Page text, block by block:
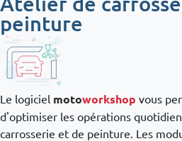
peinture
Le logiciel motoworkshop vous
d'optimiser les opérations
carrosserie et de peinture. Les